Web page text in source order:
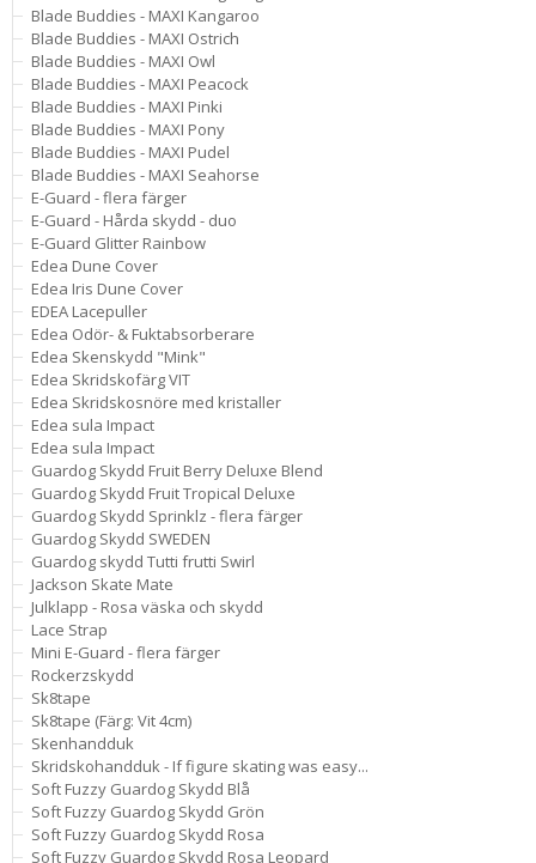
Blade Buddies - MAXI Kangaroo
Blade Buddies - MAXI Ostrich
Blade Buddies - MAXI Owl
Blade Buddies - MAXI Peacock
Blade Buddies - MAXI Pinki
Blade Buddies - MAXI Pony
Blade Buddies - MAXI Pudel
Blade Buddies - MAXI Seahorse
E-Guard - flera färger
E-Guard - Hårda skydd - duo
E-Guard Glitter Rainbow
Edea Dune Cover
Edea Iris Dune Cover
EDEA Lacepuller
Edea Odör- & Fuktabsorberare
Edea Skenskydd "Mink"
Edea Skridskofärg VIT
Edea Skridskosnöre med kristaller
Edea sula Impact
Edea sula Impact
Guardog Skydd Fruit Berry Deluxe Blend
Guardog Skydd Fruit Tropical Deluxe
Guardog Skydd Sprinklz - flera färger
Guardog Skydd SWEDEN
Guardog skydd Tutti frutti Swirl
Jackson Skate Mate
Julklapp - Rosa väska och skydd
Lace Strap
Mini E-Guard - flera färger
Rockerzskydd
Sk8tape
Sk8tape (Färg: Vit 4cm)
Skenhandduk
Skridskohandduk - If figure skating was easy...
Soft Fuzzy Guardog Skydd Blå
Soft Fuzzy Guardog Skydd Grön
Soft Fuzzy Guardog Skydd Rosa
Soft Fuzzy Guardog Skydd Rosa Leopard